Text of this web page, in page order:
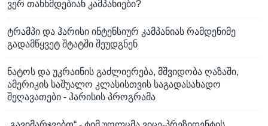
ვერ თანხმდებიან კამპანიები?
ტრამპი და ჰარისი ინტენსიურ კამპანიას რამდენიმე
გადამწყვეტ შტატში შეუდგნენ
ნატოს და უკრაინის გაძლიერება, მშვიდობა ღაზაში,
ამერიკის საშუალო კლასისთვის საგადასახადო
შეღავათები - ჰარისის პროგრამა